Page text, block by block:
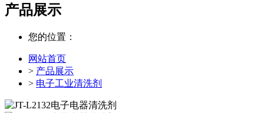
产品展示
您的位置：
网站首页
> 产品展示
> 电子工业清洗剂